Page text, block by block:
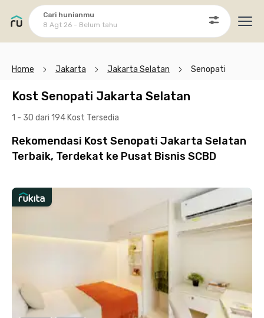
Cari hunianmu
8 Agt 26 - Belum tahu
Home Jakarta Jakarta Selatan Senopati
Kost Senopati Jakarta Selatan
1 - 30 dari 194 Kost Tersedia
Rekomendasi Kost Senopati Jakarta Selatan
Terbaik, Terdekat ke Pusat Bisnis SCBD